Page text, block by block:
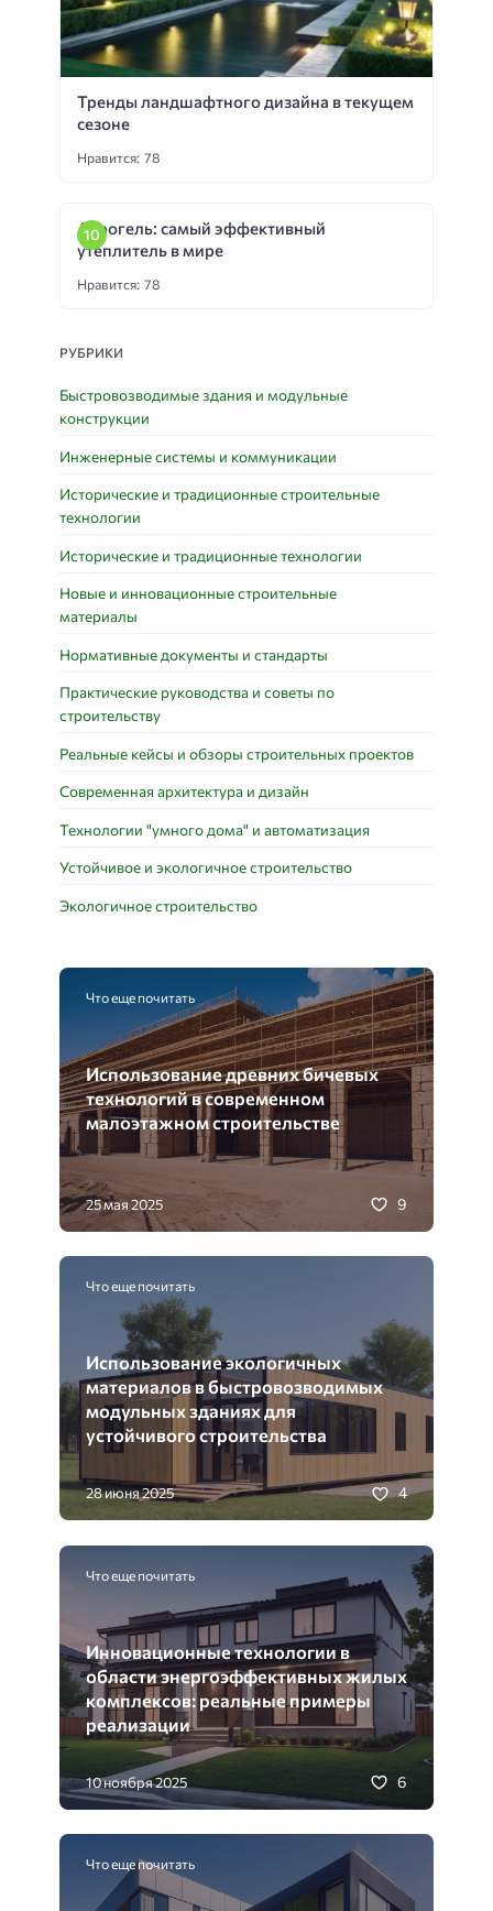
Тренды ландшафтного дизайна в текущем
сезоне
Нравится: 78
Аэрогель: самый эффективный
утеплитель в мире
Нравится: 78
РУБРИКИ
Быстровозводимые здания и модульные
конструкции
Инженерные системы и коммуникации
Исторические и традиционные строительные
технологии
Исторические и традиционные технологии
Новые и инновационные строительные
материалы
Нормативные документы и стандарты
Практические руководства и советы по
строительству
Реальные кейсы и обзоры строительных проектов
Современная архитектура и дизайн
Технологии "умного дома" и автоматизация
Устойчивое и экологичное строительство
Экологичное строительство
Что еще почитать
Использование древних бичевых
технологий в современном
малоэтажном строительстве
25 мая 2025 9
Что еще почитать
Использование экологичных
материалов в быстровозводимых
модульных зданиях для
устойчивого строительства
28 июня 2025 4
Что еще почитать
Инновационные технологии в
области энергоэффективных жилых
комплексов: реальные примеры
реализации
10 ноября 2025 6
Что еще почитать